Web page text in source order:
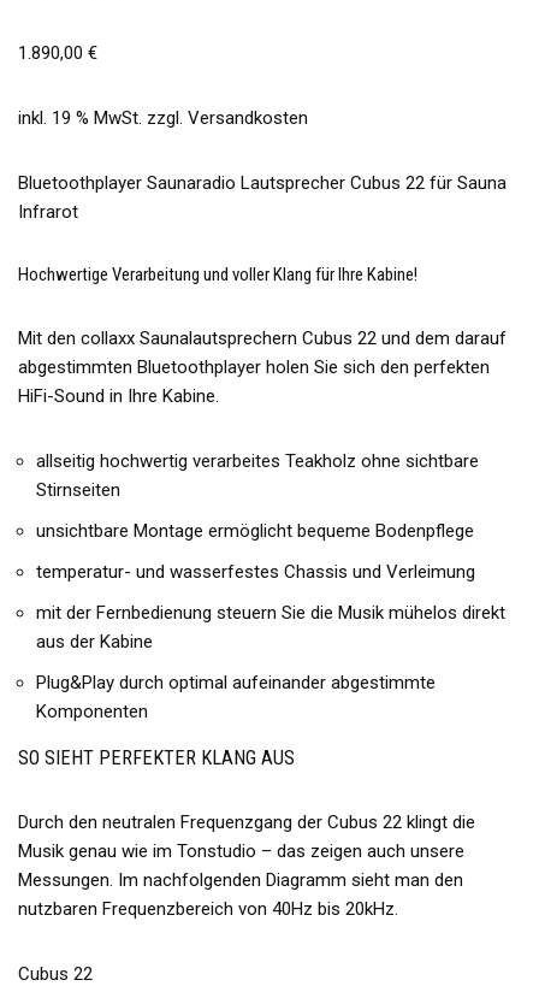
1.890,00 €
inkl. 19 % MwSt. zzgl. Versandkosten
Bluetoothplayer Saunaradio Lautsprecher Cubus 22 für Sauna
Infrarot
Hochwertige Verarbeitung und voller Klang für Ihre Kabine!
Mit den collaxx Saunalautsprechern Cubus 22 und dem darauf
abgestimmten Bluetoothplayer holen Sie sich den perfekten
HiFi-Sound in Ihre Kabine.
allseitig hochwertig verarbeites Teakholz ohne sichtbare
Stirnseiten
unsichtbare Montage ermöglicht bequeme Bodenpflege
temperatur- und wasserfestes Chassis und Verleimung
mit der Fernbedienung steuern Sie die Musik mühelos direkt
aus der Kabine
Plug&Play durch optimal aufeinander abgestimmte
Komponenten
SO SIEHT PERFEKTER KLANG AUS
Durch den neutralen Frequenzgang der Cubus 22 klingt die
Musik genau wie im Tonstudio – das zeigen auch unsere
Messungen. Im nachfolgenden Diagramm sieht man den
nutzbaren Frequenzbereich von 40Hz bis 20kHz.
Cubus 22